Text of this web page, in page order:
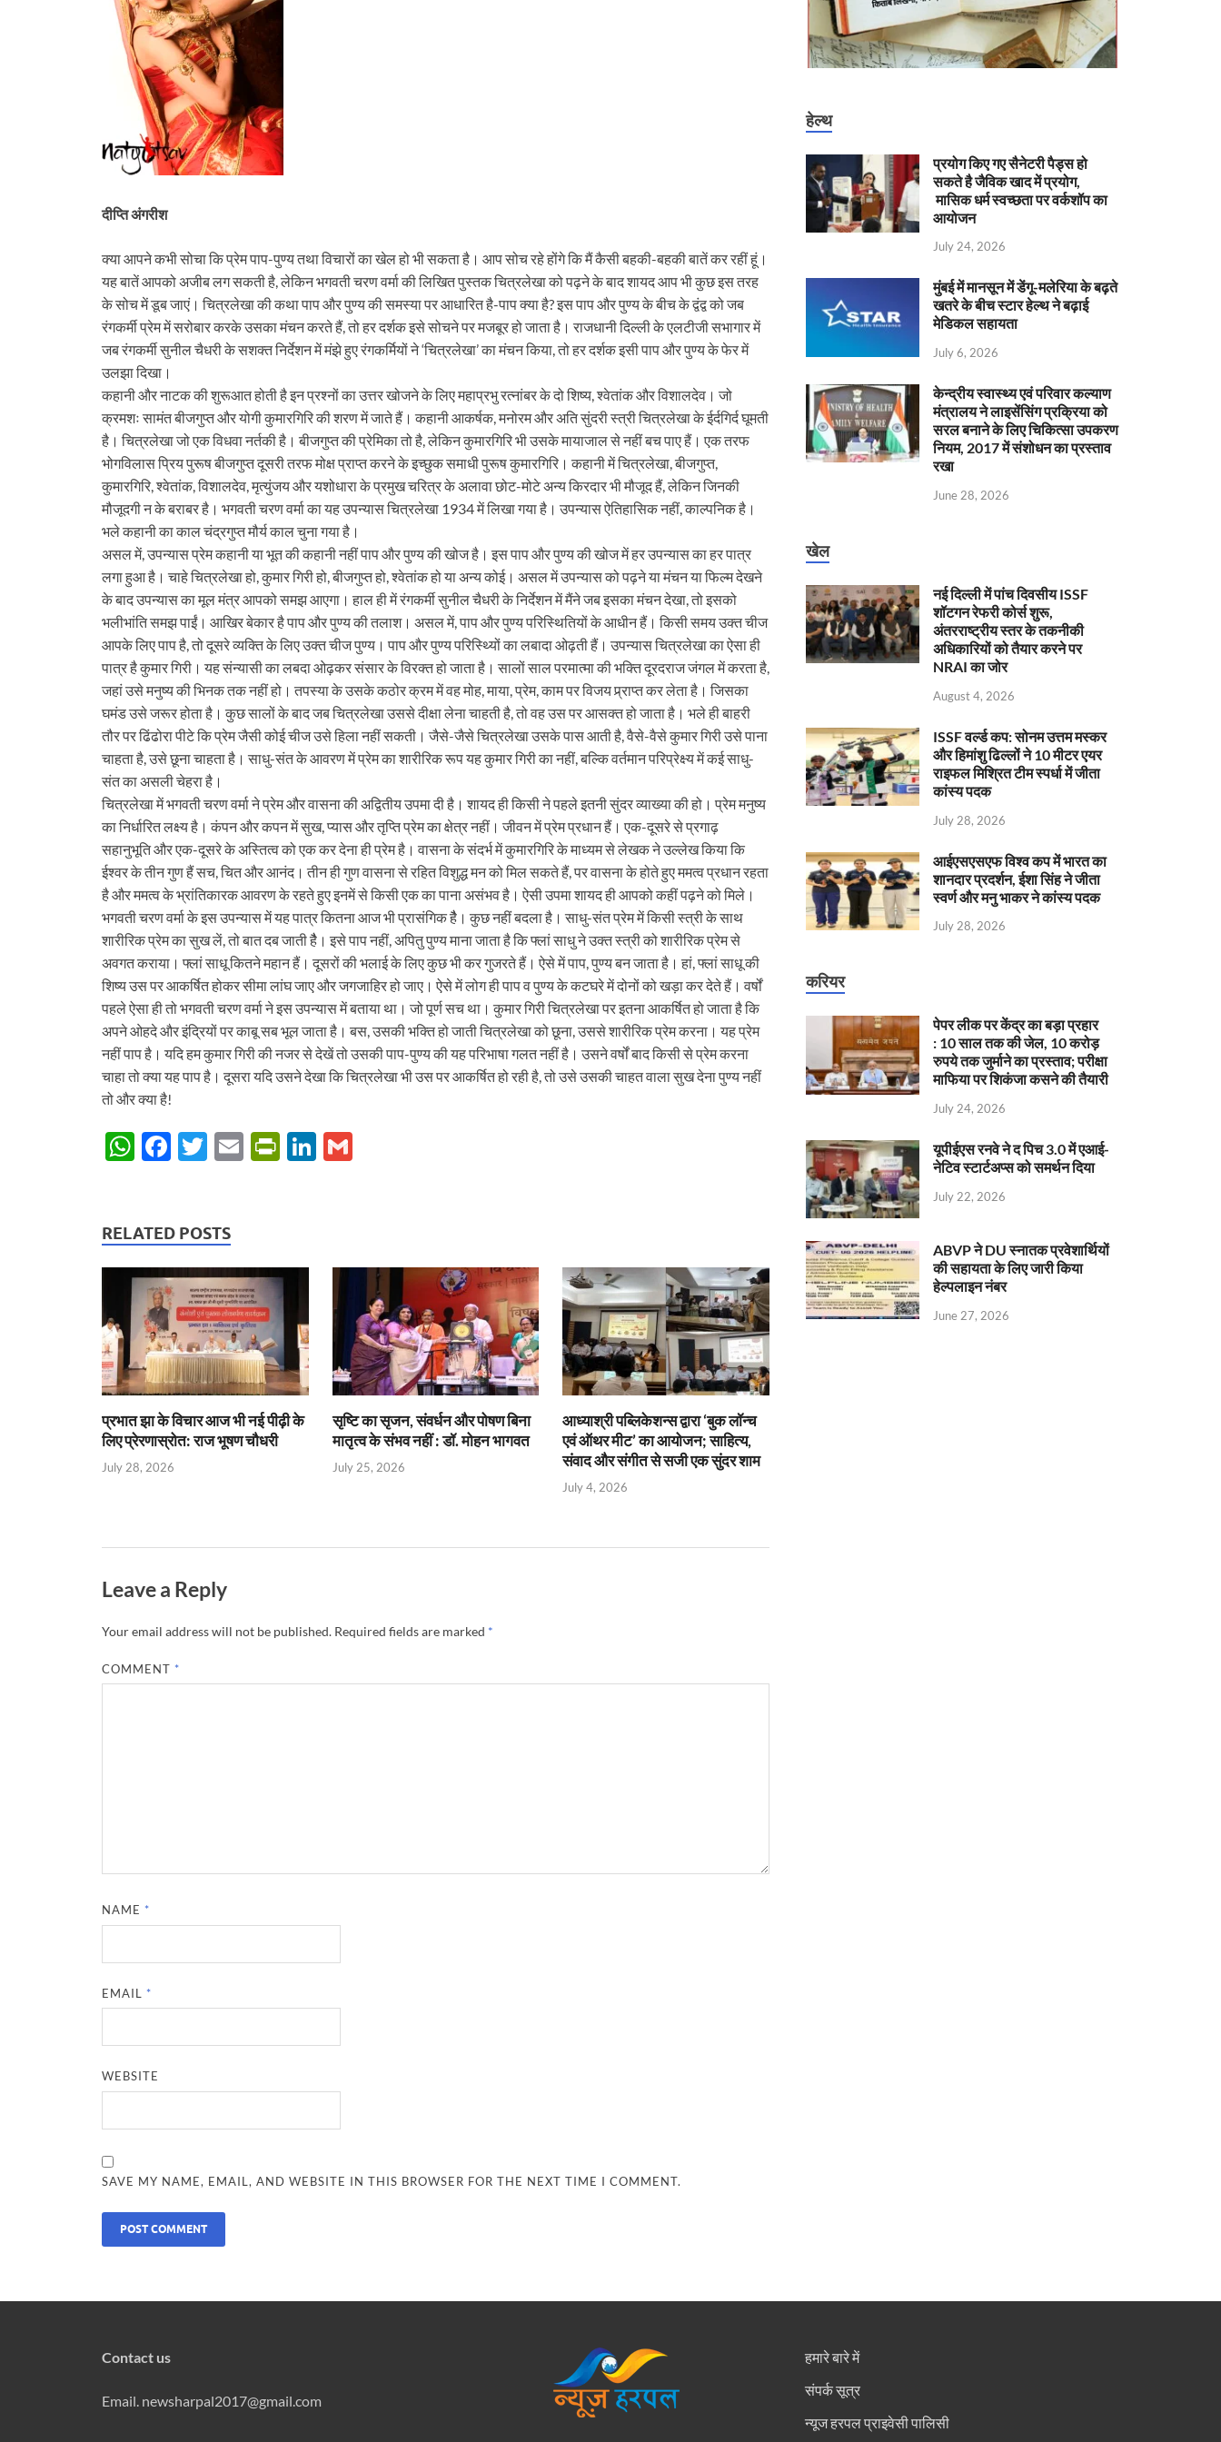
दीप्ति अंगरीश
क्या आपने कभी सोचा कि प्रेम पाप-पुण्य तथा विचारों का खेल हो भी सकता है। आप सोच रहे होंगे कि मैं कैसी बहकी-बहकी बातें कर रहीं हूं।
यह बातें आपको अजीब लग सकती है, लेकिन भगवती चरण वर्मा की लिखित पुस्तक चित्रलेखा को पढ़ने के बाद शायद आप भी कुछ इस तरह
के सोच में डूब जाएं। चित्रलेखा की कथा पाप और पुण्य की समस्या पर आधारित है-पाप क्या है? इस पाप और पुण्य के बीच के द्वंद्व को जब
रंगकर्मी प्रेम में सरोबार करके उसका मंचन करते हैं, तो हर दर्शक इसे सोचने पर मजबूर हो जाता है। राजधानी दिल्ली के एलटीजी सभागार में
जब रंगकर्मी सुनील चैधरी के सशक्त निर्देशन में मंझे हुए रंगकर्मियों ने ‘चित्रलेखा’ का मंचन किया, तो हर दर्शक इसी पाप और पुण्य के फेर में
उलझा दिखा।
कहानी और नाटक की शुरूआत होती है इन प्रश्नों का उत्तर खोजने के लिए महाप्रभु रत्नांबर के दो शिष्य, श्वेतांक और विशालदेव। जो
क्रमशः सामंत बीजगुप्त और योगी कुमारगिरि की शरण में जाते हैं। कहानी आकर्षक, मनोरम और अति सुंदरी स्त्री चित्रलेखा के ईर्दगिर्द घूमती
है। चित्रलेखा जो एक विधवा नर्तकी है। बीजगुप्त की प्रेमिका तो है, लेकिन कुमारगिरि भी उसके मायाजाल से नहीं बच पाए हैं। एक तरफ
भोगविलास प्रिय पुरूष बीजगुप्त दूसरी तरफ मोक्ष प्राप्त करने के इच्छुक समाधी पुरूष कुमारगिरि। कहानी में चित्रलेखा, बीजगुप्त,
कुमारगिरि, श्वेतांक, विशालदेव, मृत्युंजय और यशोधारा के प्रमुख चरित्र के अलावा छोट-मोटे अन्य किरदार भी मौजूद हैं, लेकिन जिनकी
मौजूदगी न के बराबर है। भगवती चरण वर्मा का यह उपन्यास चित्रलेखा 1934 में लिखा गया है। उपन्यास ऐतिहासिक नहीं, काल्पनिक है।
भले कहानी का काल चंद्रगुप्त मौर्य काल चुना गया है।
असल में, उपन्यास प्रेम कहानी या भूत की कहानी नहीं पाप और पुण्य की खोज है। इस पाप और पुण्य की खोज में हर उपन्यास का हर पात्र
लगा हुआ है। चाहे चित्रलेखा हो, कुमार गिरी हो, बीजगुप्त हो, श्वेतांक हो या अन्य कोई। असल में उपन्यास को पढ़ने या मंचन या फिल्म देखने
के बाद उपन्यास का मूल मंत्र आपको समझ आएगा। हाल ही में रंगकर्मी सुनील चैधरी के निर्देशन में मैंने जब इसका मंचन देखा, तो इसको
भलीभांति समझ पाईं। आखिर बेकार है पाप और पुण्य की तलाश। असल में, पाप और पुण्य परिस्थितियों के आधीन हैं। किसी समय उक्त चीज
आपके लिए पाप है, तो दूसरे व्यक्ति के लिए उक्त चीज पुण्य। पाप और पुण्य परिस्थ्यिों का लबादा ओढ़ती हैं। उपन्यास चित्रलेखा का ऐसा ही
पात्र है कुमार गिरी। यह संन्यासी का लबदा ओढ़कर संसार के विरक्त हो जाता है। सालों साल परमात्मा की भक्ति दूरदराज जंगल में करता है,
जहां उसे मनुष्य की भिनक तक नहीं हो। तपस्या के उसके कठोर क्रम में वह मोह, माया, प्रेम, काम पर विजय प्र्राप्त कर लेता है। जिसका
घमंड उसे जरूर होता है। कुछ सालों के बाद जब चित्रलेखा उससे दीक्षा लेना चाहती है, तो वह उस पर आसक्त हो जाता है। भले ही बाहरी
तौर पर ढिंढोरा पीटे कि प्रेम जैसी कोई चीज उसे हिला नहीं सकती। जैसे-जैसे चित्रलेखा उसके पास आती है, वैसे-वैसे कुमार गिरी उसे पाना
चाहता है, उसे छूना चाहता है। साधु-संत के आवरण में प्रेम का शारीरिक रूप यह कुमार गिरी का नहीं, बल्कि वर्तमान परिप्रेक्ष्य में कई साधु-
संत का असली चेहरा है।
चित्रलेखा में भगवती चरण वर्मा ने प्रेम और वासना की अद्वितीय उपमा दी है। शायद ही किसी ने पहले इतनी सुंदर व्याख्या की हो। प्रेम मनुष्य
का निर्धारित लक्ष्य है। कंपन और कपन में सुख, प्यास और तृप्ति प्रेम का क्षेत्र नहीं। जीवन में प्रेम प्रधान हैं। एक-दूसरे से प्रगाढ़
सहानुभूति और एक-दूसरे के अस्तित्व को एक कर देना ही प्रेम है। वासना के संदर्भ में कुमारगिरि के माध्यम से लेखक ने उल्लेख किया कि
ईश्वर के तीन गुण हैं सच, चित और आनंद। तीन ही गुण वासना से रहित विशुद्ध मन को मिल सकते हैं, पर वासना के होते हुए ममत्व प्रधान रहता
है और ममत्व के भ्रांतिकारक आवरण के रहते हुए इनमें से किसी एक का पाना असंभव है। ऐसी उपमा शायद ही आपको कहीं पढ़ने को मिले।
भगवती चरण वर्मा के इस उपन्यास में यह पात्र कितना आज भी प्रासंगिक हैै। कुछ नहीं बदला है। साधु-संत प्रेम में किसी स्त्री के साथ
शारीरिक प्रेम का सुख लें, तो बात दब जाती हैै। इसे पाप नहीं, अपितु पुण्य माना जाता है कि फ्लां साधु ने उक्त स्त्री को शारीरिक प्रेम से
अवगत कराया। फ्लां साधू कितने महान हैं। दूसरों की भलाई के लिए कुछ भी कर गुजरते हैं। ऐसे में पाप, पुण्य बन जाता है। हां, फ्लां साधू की
शिष्य उस पर आकर्षित होकर सीमा लांघ जाए और जगजाहिर हो जाए। ऐसे में लोग ही पाप व पुण्य के कटघरे में दोनों को खड़ा कर देते हैं। वर्षों
पहले ऐसा ही तो भगवती चरण वर्मा ने इस उपन्यास में बताया था। जो पूर्ण सच था। कुमार गिरी चित्रलेखा पर इतना आकर्षित हो जाता है कि
अपने ओहदे और इंद्रियों पर काबू सब भूल जाता है। बस, उसकी भक्ति हो जाती चित्रलेखा को छूना, उससे शारीरिक प्रेम करना। यह प्रेम
नहीं पाप है। यदि हम कुमार गिरी की नजर से देखें तो उसकी पाप-पुण्य की यह परिभाषा गलत नहीं है। उसने वर्षों बाद किसी से प्रेम करना
चाहा तो क्या यह पाप है। दूसरा यदि उसने देखा कि चित्रलेखा भी उस पर आकर्षित हो रही है, तो उसे उसकी चाहत वाला सुख देना पुण्य नहीं
तो और क्या है!
W
s
A
p
p
F
b
o
o
k
T
er
E
P
ie
n
dl
y
Li
dI
RELATED POSTS
प्रभात झा के विचार आज भी नई पीढ़ी के
लिए प्रेरणास्रोत: राज भूषण चौधरी
July 28, 2026
सृष्टि का सृजन, संवर्धन और पोषण बिना
मातृत्व के संभव नहीं : डॉ. मोहन भागवत
July 25, 2026
आध्याश्री पब्लिकेशन्स द्वारा ‘बुक लॉन्च
एवं ऑथर मीट’ का आयोजन; साहित्य,
संवाद और संगीत से सजी एक सुंदर शाम
July 4, 2026
Leave a Reply
Your email address will not be published. Required fields are marked *
COMMENT *
NAME *
EMAIL *
WEBSITE
SAVE MY NAME, EMAIL, AND WEBSITE IN THIS BROWSER FOR THE NEXT TIME I COMMENT.
हेल्थ
प्रयोग किए गए सैनेटरी पैड्स हो
सकते है जैविक खाद में प्रयोग,
मासिक धर्म स्वच्छता पर वर्कशॉप का
आयोजन
July 24, 2026
मुंबई में मानसून में डेंगू-मलेरिया के बढ़ते
खतरे के बीच स्टार हेल्थ ने बढ़ाई
मेडिकल सहायता
July 6, 2026
केन्‍द्रीय स्वास्थ्य एवं परिवार कल्याण
मंत्रालय ने लाइसेंसिंग प्रक्रिया को
सरल बनाने के लिए चिकित्सा उपकरण
नियम, 2017 में संशोधन का प्रस्ताव
रखा
June 28, 2026
खेल
नई दिल्ली में पांच दिवसीय ISSF
शॉटगन रेफरी कोर्स शुरू,
अंतरराष्ट्रीय स्तर के तकनीकी
अधिकारियों को तैयार करने पर
NRAI का जोर
August 4, 2026
ISSF वर्ल्ड कप: सोनम उत्तम मस्कर
और हिमांशु ढिल्लों ने 10 मीटर एयर
राइफल मिश्रित टीम स्पर्धा में जीता
कांस्य पदक
July 28, 2026
आईएसएसएफ विश्व कप में भारत का
शानदार प्रदर्शन, ईशा सिंह ने जीता
स्वर्ण और मनु भाकर ने कांस्य पदक
July 28, 2026
करियर
पेपर लीक पर केंद्र का बड़ा प्रहार
: 10 साल तक की जेल, 10 करोड़
रुपये तक जुर्माने का प्रस्ताव; परीक्षा
माफिया पर शिकंजा कसने की तैयारी
July 24, 2026
यूपीईएस रनवे ने द पिच 3.0 में एआई-
नेटिव स्टार्टअप्स को समर्थन दिया
July 22, 2026
ABVP ने DU स्नातक प्रवेशार्थियों
की सहायता के लिए जारी किया
हेल्पलाइन नंबर
June 27, 2026
Contact us
Email. newsharpal2017@gmail.com
हमारे बारे में
संपर्क सूत्र
न्यूज हरपल प्राइवेसी पालिसी